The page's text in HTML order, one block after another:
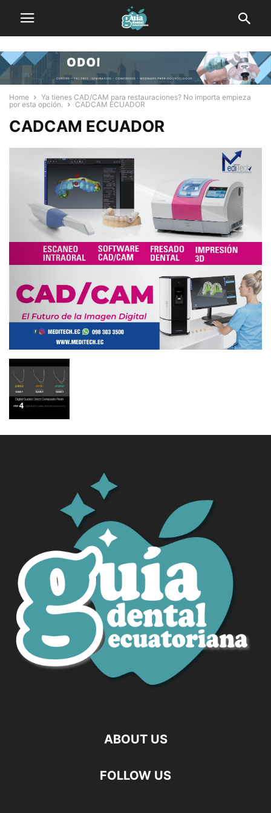
Home
Ya tienes CAD/CAM para restauraciones? No importa empieza
por esta opción.
CADCAM ECUADOR
CADCAM ECUADOR
ABOUT US
FOLLOW US